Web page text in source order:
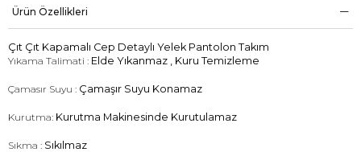
Ürün Özellikleri
Çıt Çıt Kapamalı Cep Detaylı Yelek Pantolon Takım
Yıkama Talimati : Elde Yıkanmaz , Kuru Temizleme
Çamasır Suyu : Çamaşır Suyu Konamaz
Kurutma: Kurutma Makinesinde Kurutulamaz
Sıkma : Sıkılmaz